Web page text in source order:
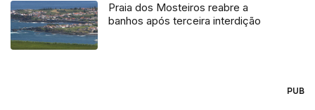
Praia dos Mosteiros reabre a
banhos após terceira interdição
PUB